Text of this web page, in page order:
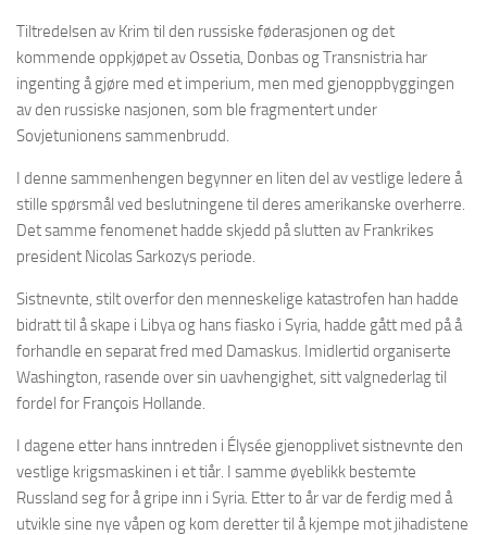
Tiltredelsen av Krim til den russiske føderasjonen og det
kommende oppkjøpet av Ossetia, Donbas og Transnistria har
ingenting å gjøre med et imperium, men med gjenoppbyggingen
av den russiske nasjonen, som ble fragmentert under
Sovjetunionens sammenbrudd.
I denne sammenhengen begynner en liten del av vestlige ledere å
stille spørsmål ved beslutningene til deres amerikanske overherre.
Det samme fenomenet hadde skjedd på slutten av Frankrikes
president Nicolas Sarkozys periode.
Sistnevnte, stilt overfor den menneskelige katastrofen han hadde
bidratt til å skape i Libya og hans fiasko i Syria, hadde gått med på å
forhandle en separat fred med Damaskus. Imidlertid organiserte
Washington, rasende over sin uavhengighet, sitt valgnederlag til
fordel for François Hollande.
I dagene etter hans inntreden i Élysée gjenopplivet sistnevnte den
vestlige krigsmaskinen i et tiår. I samme øyeblikk bestemte
Russland seg for å gripe inn i Syria. Etter to år var de ferdig med å
utvikle sine nye våpen og kom deretter til å kjempe mot jihadistene